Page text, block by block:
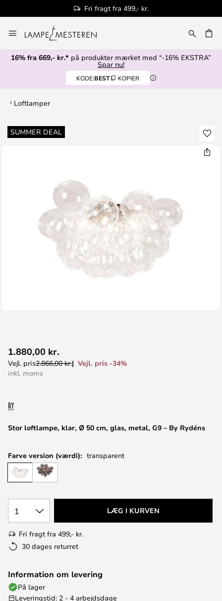
Fri fragt fra 499,- kr.
to
Content
16% fra 669,- kr.* på produkter mærket med “-16% EKSTRA”
Spar nu!
KODE:BEST KOPIER
Loftlamper
SUMMER DEAL
Gå
til
til
starten
Stor loftlampe, klar, Ø 50 cm, glas, metal, G9 – By Rydéns
1.880,00 kr.
Vejl. pris2.866,00 kr.
Vejl. pris -34%
inkl. moms
Farve version (værdi): transparent
1 LÆG I KURVEN
Fri fragt fra 499,- kr.
30 dages returret
Information om levering
På lager
Leveringstid: 2 - 4 arbejdsdage